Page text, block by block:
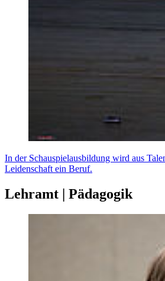
In der Schauspielausbildung wird aus
Leidenschaft ein Beruf.
Lehramt | Pädagogik